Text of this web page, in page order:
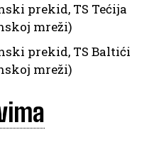
prekid, TS Tećija
mreži)
prekid, TS Baltići
mreži)